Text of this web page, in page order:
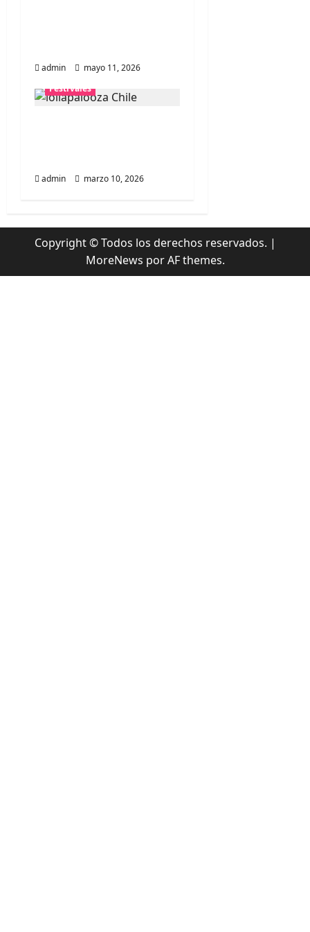
a
d
admin
mayo 11, 2026
Festivales
admin marzo 10, 2026
Copyright © Todos los derechos reservados. |
MoreNews por AF themes.